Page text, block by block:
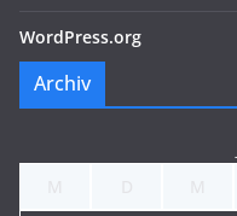
WordPress.org
Archiv